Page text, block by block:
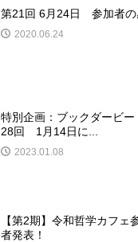
第21回 6月24日 参加者の
2020.06.24
特別企画：ブックダービ
28回 1月14日に...
2023.01.08
【第2期】令和哲学カフェ
者発表！